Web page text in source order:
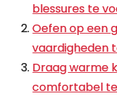
blessures te
Oefen op een
vaardigheden
Draag warme
comfortabel